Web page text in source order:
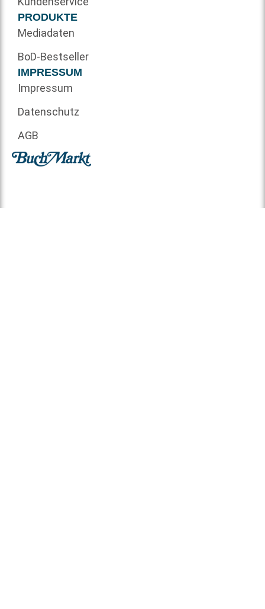
PRODUKTE
Mediadaten
BoD-Bestseller
IMPRESSUM
Impressum
Datenschutz
AGB